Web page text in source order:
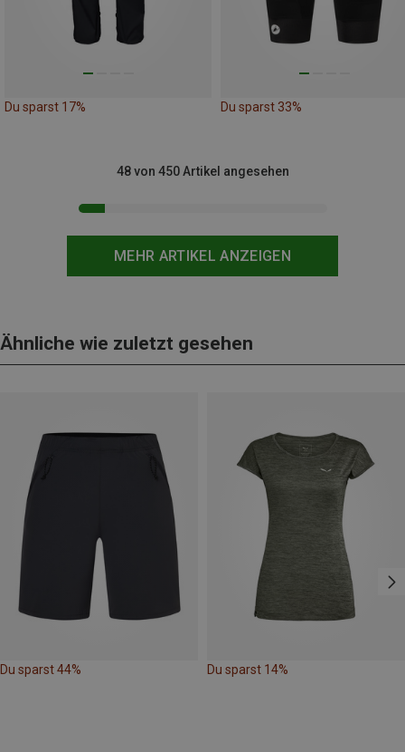
Du sparst 17% Du sparst 33%
MEHR ARTIKEL ANZEIGEN
48 von 450 Artikel angesehen
Ähnliche wie zuletzt gesehen
Du sparst 44% Du sparst 14%